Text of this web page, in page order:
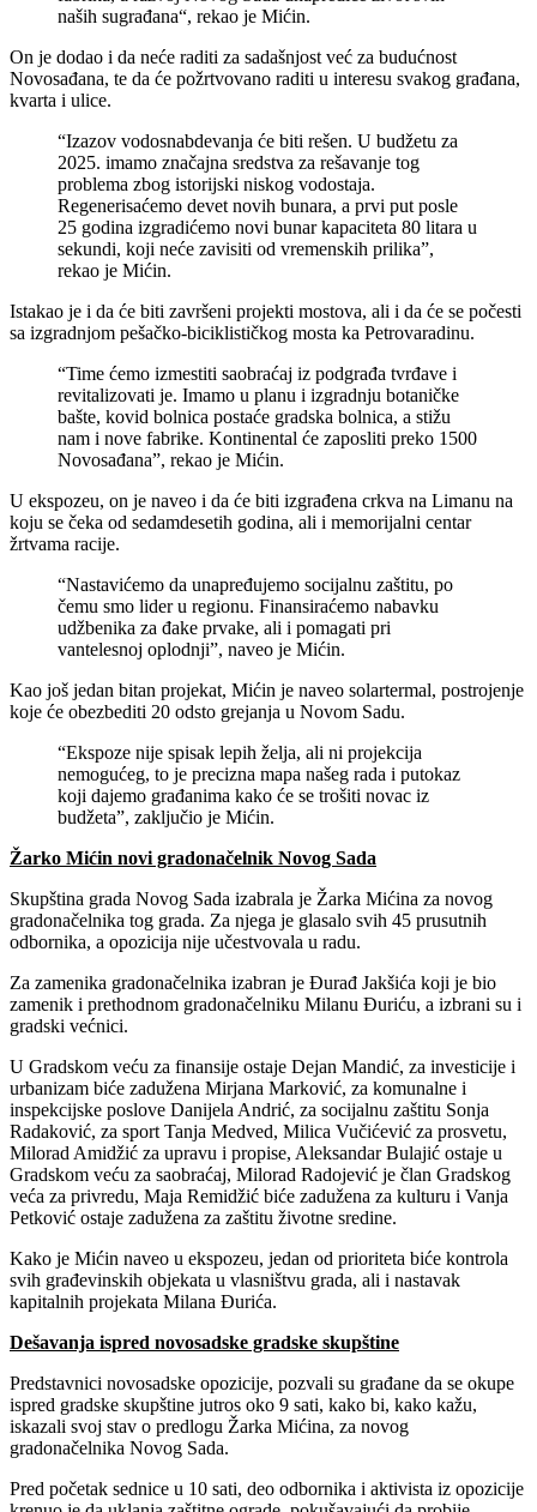
naših sugrađana“, rekao je Mićin.
On je dodao i da neće raditi za sadašnjost već za budućnost
Novosađana, te da će požrtvovano raditi u interesu svakog građana,
kvarta i ulice.
“Izazov vodosnabdevanja će biti rešen. U budžetu za
2025. imamo značajna sredstva za rešavanje tog
problema zbog istorijski niskog vodostaja.
Regenerisaćemo devet novih bunara, a prvi put posle
25 godina izgradićemo novi bunar kapaciteta 80 litara u
sekundi, koji neće zavisiti od vremenskih prilika”,
rekao je Mićin.
Istakao je i da će biti završeni projekti mostova, ali i da će se počesti
sa izgradnjom pešačko-biciklističkog mosta ka Petrovaradinu.
“Time ćemo izmestiti saobraćaj iz podgrađa tvrđave i
revitalizovati je. Imamo u planu i izgradnju botaničke
bašte, kovid bolnica postaće gradska bolnica, a stižu
nam i nove fabrike. Kontinental će zaposliti preko 1500
Novosađana”, rekao je Mićin.
U ekspozeu, on je naveo i da će biti izgrađena crkva na Limanu na
koju se čeka od sedamdesetih godina, ali i memorijalni centar
žrtvama racije.
“Nastavićemo da unapređujemo socijalnu zaštitu, po
čemu smo lider u regionu. Finansiraćemo nabavku
udžbenika za đake prvake, ali i pomagati pri
vantelesnoj oplodnji”, naveo je Mićin.
Kao još jedan bitan projekat, Mićin je naveo solartermal, postrojenje
koje će obezbediti 20 odsto grejanja u Novom Sadu.
“Ekspoze nije spisak lepih želja, ali ni projekcija
nemogućeg, to je precizna mapa našeg rada i putokaz
koji dajemo građanima kako će se trošiti novac iz
budžeta”, zaključio je Mićin.
Žarko Mićin novi gradonačelnik Novog Sada
Skupština grada Novog Sada izabrala je Žarka Mićina za novog
gradonačelnika tog grada. Za njega je glasalo svih 45 prusutnih
odbornika, a opozicija nije učestvovala u radu.
Za zamenika gradonačelnika izabran je Đurađ Jakšića koji je bio
zamenik i prethodnom gradonačelniku Milanu Đuriću, a izbrani su i
gradski većnici.
U Gradskom veću za finansije ostaje Dejan Mandić, za investicije i
urbanizam biće zadužena Mirjana Marković, za komunalne i
inspekcijske poslove Danijela Andrić, za socijalnu zaštitu Sonja
Radaković, za sport Tanja Medved, Milica Vučićević za prosvetu,
Milorad Amidžić za upravu i propise, Aleksandar Bulajić ostaje u
Gradskom veću za saobraćaj, Milorad Radojević je član Gradskog
veća za privredu, Maja Remidžić biće zadužena za kulturu i Vanja
Petković ostaje zadužena za zaštitu životne sredine.
Kako je Mićin naveo u ekspozeu, jedan od prioriteta biće kontrola
svih građevinskih objekata u vlasništvu grada, ali i nastavak
kapitalnih projekata Milana Đurića.
Dešavanja ispred novosadske gradske skupštine
Predstavnici novosadske opozicije, pozvali su građane da se okupe
ispred gradske skupštine jutros oko 9 sati, kako bi, kako kažu,
iskazali svoj stav o predlogu Žarka Mićina, za novog
gradonačelnika Novog Sada.
Pred početak sednice u 10 sati, deo odbornika i aktivista iz opozicije